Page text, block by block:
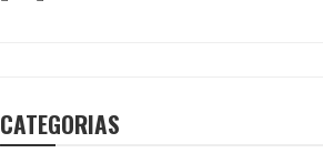
CATEGORIAS